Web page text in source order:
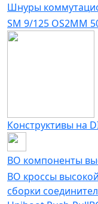
Шнуры
SM 9/125 OS2MM
Конструктивы на
ВО компоненты
ВО кроссы
сборки